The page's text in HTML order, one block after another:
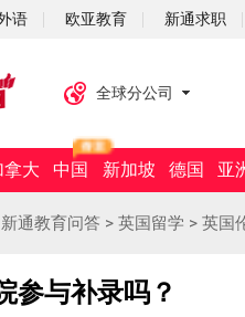
语 欧亚教育 新通求职
全球分公司
拿大 中国 新加坡 德国 亚
新通教育问答 > 英国留学 > 英国
参与补录吗？